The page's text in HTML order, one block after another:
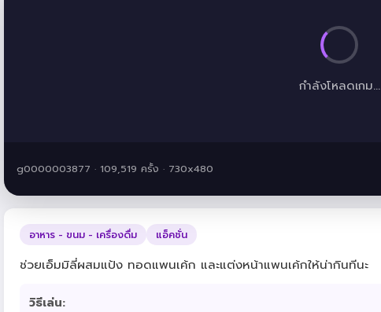
กำลังโหลดเกม...
g0000003877 · 109,519 ครั้ง · 730x480
อาหาร - ขนม - เครื่องดื่ม แอ็คชั่น
ช่วยเอ็มมิลี่ผสมแป้ง ทอดแพนเค้ก และแต่งหน้าแพนเค้กให้น่ากินทีนะ
วิธีเล่น: